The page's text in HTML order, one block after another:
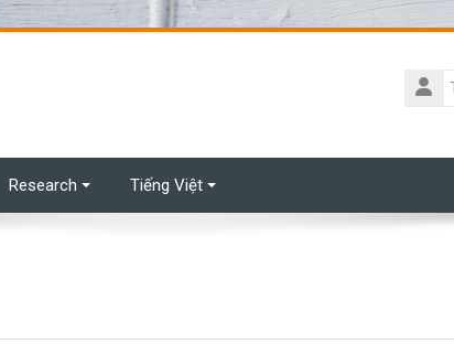
Tên
tài
Research Tiếng Việt